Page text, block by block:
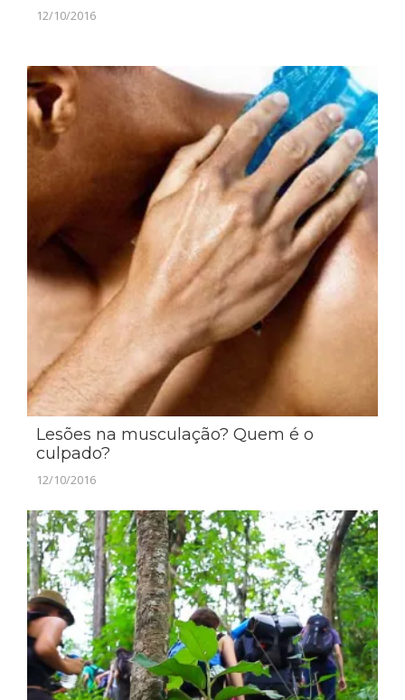
12/10/2016
Lesões na musculação? Quem é o
culpado?
12/10/2016